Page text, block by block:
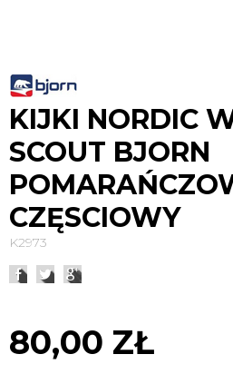
KIJKI NORDIC
SCOUT BJORN
CZĘSCIOWY
K2973
80,00 ZŁ